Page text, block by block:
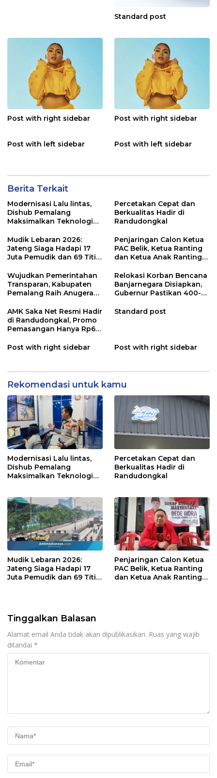
Standard post
Post with right sidebar Post with right sidebar
Post with left sidebar Post with left sidebar
Berita Terkait
Modernisasi Lalu lintas,
Dishub Pemalang
Maksimalkan Teknologi
Percetakan Cepat dan
Berkualitas Hadir di
Randudongkal
Mudik Lebaran 2026:
Jateng Siaga Hadapi 17
Juta Pemudik dan 69 Titik
Penjaringan Calon Ketua
PAC Belik, Ketua Ranting
dan Ketua Anak Ranting
Wujudkan Pemerintahan
Transparan, Kabupaten
Pemalang Raih Anugerah
Relokasi Korban Bencana
Banjarnegara Disiapkan,
Gubernur Pastikan 400-
AMK Saka Net Resmi Hadir
di Randudongkal, Promo
Pemasangan Hanya Rp60
Standard post
Post with right sidebar Post with right sidebar
Rekomendasi untuk kamu
Modernisasi Lalu lintas,
Dishub Pemalang
Maksimalkan Teknologi
Percetakan Cepat dan
Berkualitas Hadir di
Randudongkal
Mudik Lebaran 2026:
Jateng Siaga Hadapi 17
Juta Pemudik dan 69 Titik
Penjaringan Calon Ketua
PAC Belik, Ketua Ranting
dan Ketua Anak Ranting
Tinggalkan Balasan
Alamat email Anda tidak akan dipublikasikan. Ruas yang wajib
ditandai *